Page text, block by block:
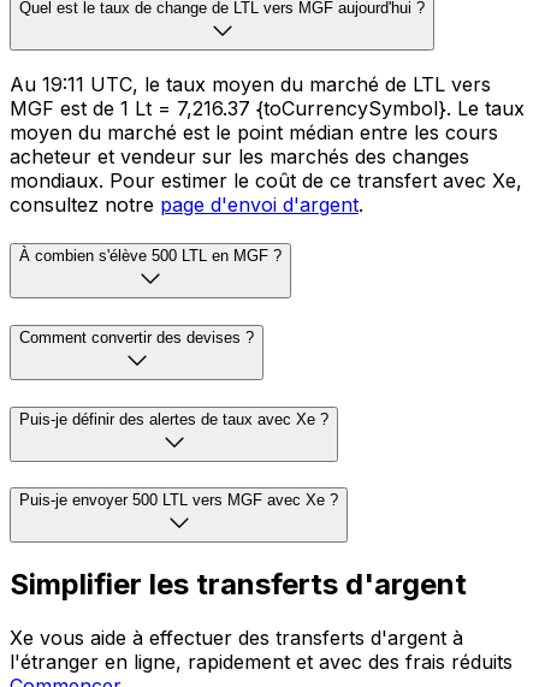
Quel est le taux de change de LTL vers MGF aujourd'hui ?
Au 19:11 UTC, le taux moyen du marché de LTL vers
MGF est de 1 Lt = 7,216.37 {toCurrencySymbol}. Le taux
moyen du marché est le point médian entre les cours
acheteur et vendeur sur les marchés des changes
mondiaux. Pour estimer le coût de ce transfert avec Xe,
consultez notre page d'envoi d'argent.
À combien s'élève 500 LTL en MGF ?
Comment convertir des devises ?
Puis-je définir des alertes de taux avec Xe ?
Puis-je envoyer 500 LTL vers MGF avec Xe ?
Simplifier les transferts d'argent
Xe vous aide à effectuer des transferts d'argent à
l'étranger en ligne, rapidement et avec des frais réduits